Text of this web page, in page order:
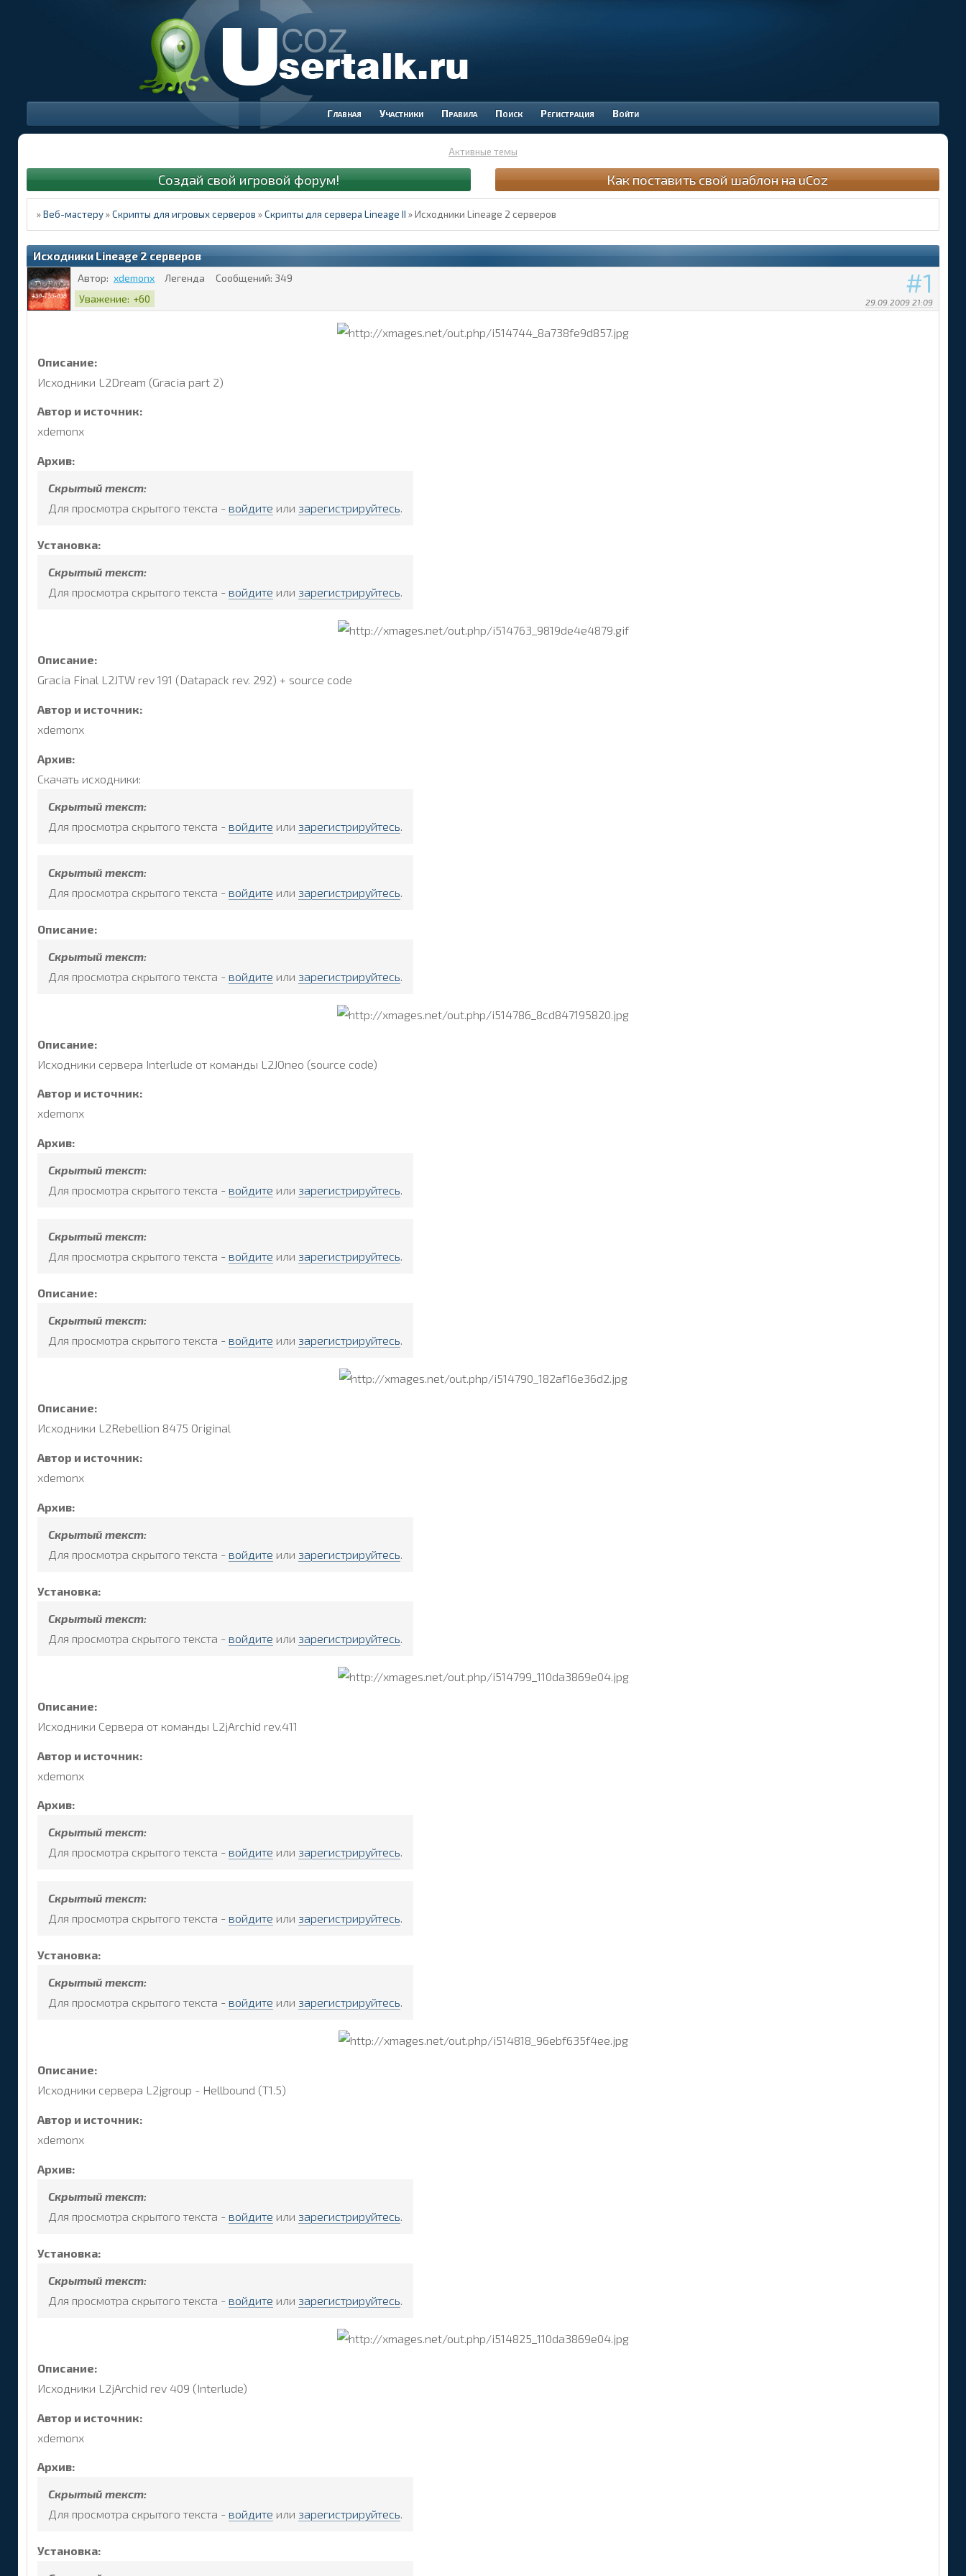
Участники Правила Поиск Регистрация Войти
Активные темы
Создай свой игровой форум! Как поставить свой шаблон на uCoz
»Веб-мастеру »Скрипты для игровых серверов »Скрипты для сервера Lineage II »Исходники Lineage 2 серверов
Исходники Lineage 2 серверов
1
29.09.2009 21:09
Автор: xdemonx Легенда Сообщений: 349
Уважение: +60
Описание:
Исходники L2Dream (Gracia part 2)
Автор и источник:
xdemonx
Архив:
Скрытый текст:
Для просмотра скрытого текста - войдите или зарегистрируйтесь.
Установка:
Скрытый текст:
Для просмотра скрытого текста - войдите или зарегистрируйтесь.
Описание:
Gracia Final L2JTW rev 191 (Datapack rev. 292) + source code
Автор и источник:
xdemonx
Архив:
Скачать исходники:
Скрытый текст:
Для просмотра скрытого текста - войдите или зарегистрируйтесь
Скрытый текст:
Для просмотра скрытого текста - войдите или зарегистрируйтесь.
Описание:
Скрытый текст:
Для просмотра скрытого текста - войдите или зарегистрируйтесь
Описание:
Исходники сервера Interlude от команды L2JOneo (source code)
Автор и источник:
xdemonx
Архив:
Скрытый текст:
Для просмотра скрытого текста - войдите или зарегистрируйтесь.
Скрытый текст:
Для просмотра скрытого текста - войдите или зарегистрируйтесь.
Описание:
Скрытый текст:
Для просмотра скрытого текста - войдите или зарегистрируйтесь.
Описание:
Исходники L2Rebellion 8475 Original
Автор и источник:
xdemonx
Архив:
Скрытый текст:
Для просмотра скрытого текста - войдите или зарегистрируйтесь.
Установка:
Скрытый текст:
Для просмотра скрытого текста - войдите или зарегистрируйтесь
Описание:
Исходники Сервера от команды L2jArchid rev.411
Автор и источник:
xdemonx
Архив:
Скрытый текст:
Для просмотра скрытого текста - войдите или зарегистрируйтесь.
Скрытый текст:
Для просмотра скрытого текста - войдите или зарегистрируйтесь.
Установка:
Скрытый текст:
Для просмотра скрытого текста - войдите или зарегистрируйтесь.
Описание:
Исходники сервера L2jgroup - Hellbound (T1.5)
Автор и источник:
xdemonx
Архив:
Скрытый текст:
Для просмотра скрытого текста - войдите или зарегистрируйтесь.
Установка:
Скрытый текст:
Для просмотра скрытого текста - войдите или зарегистрируйтесь.
Описание:
Исходники L2jArchid rev 409 (Interlude)
Автор и источник:
xdemonx
Архив:
Скрытый текст:
Для просмотра скрытого текста - войдите или зарегистрируйтесь.
Установка: